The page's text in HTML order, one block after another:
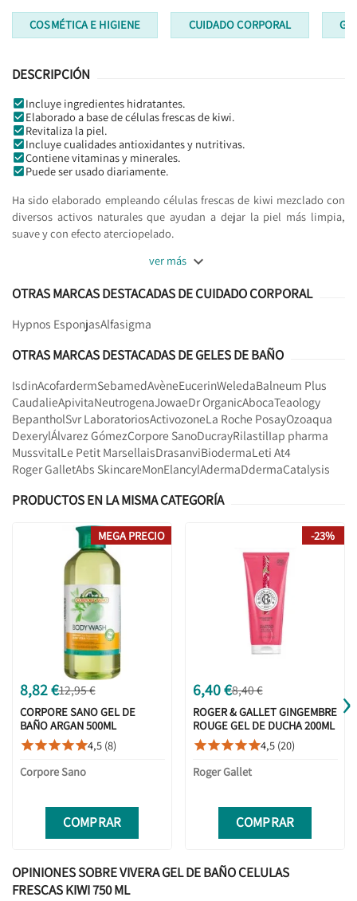
COSMÉTICA E HIGIENE CUIDADO CORPORAL
DESCRIPCIÓN
Incluye ingredientes hidratantes.
Elaborado a base de células frescas de kiwi.
Revitaliza la piel.
Incluye cualidades antioxidantes y nutritivas.
Contiene vitaminas y minerales.
Puede ser usado diariamente.
Ha sido elaborado empleando células frescas de kiwi mezclado con
diversos activos naturales que ayudan a dejar la piel más limpia,
suave y con efecto aterciopelado.
ver más 
OTRAS MARCAS DESTACADAS DE CUIDADO CORPORAL
Hypnos EsponjasAlfasigma
OTRAS MARCAS DESTACADAS DE GELES DE BAÑO
IsdinAcofardermSebamedAvèneEucerinWeledaBalneum Plus
CaudalieApivitaNeutrogenaJowaeDr OrganicAbocaTeaology
BepantholSvr LaboratoriosActivozoneLa Roche PosayOzoaqua
DexerylÁlvarez GómezCorpore SanoDucrayRilastilIap pharma
MussvitalLe Petit MarsellaisDrasanviBiodermaLeti At4
Roger GalletAbs SkincareMonElancylAdermaDdermaCatalysis
PRODUCTOS EN LA MISMA CATEGORÍA
8,82 €12,95 €
CORPORE SANO GEL DE
BAÑO ARGAN 500ML
4,5 (8)
Corpore Sano
COMPRAR
MEGA PRECIO
6,40 €8,40 €
ROGER & GALLET GINGEMBRE
ROUGE GEL DE DUCHA 200ML
4,5 (20)
Roger Gallet
COMPRAR
-23%
›
OPINIONES SOBRE VIVERA GEL DE BAÑO CELULAS
FRESCAS KIWI 750 ML